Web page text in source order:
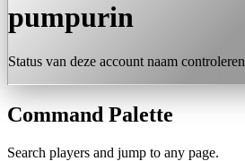
pumpurin
Status van deze account naam controleren
Command Palette
Search players and jump to any page.